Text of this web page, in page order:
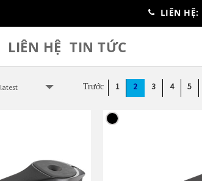
LIÊN
LIÊN HỆ TIN TỨC
1 2 3 4 5